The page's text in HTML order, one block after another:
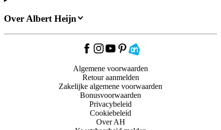
Over Albert Heijn
Algemene voorwaarden
Retour aanmelden
Zakelijke algemene voorwaarden
Bonusvoorwaarden
Privacybeleid
Cookiebeleid
Over AH